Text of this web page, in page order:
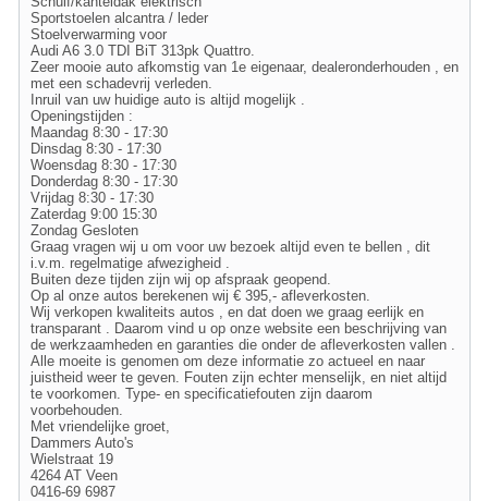
Sportstoelen alcantra / leder
Stoelverwarming voor
Audi A6 3.0 TDI BiT 313pk Quattro.
Zeer mooie auto afkomstig van 1e eigenaar, dealeronderhouden , en
met een schadevrij verleden.
Inruil van uw huidige auto is altijd mogelijk .
Openingstijden :
Maandag 8:30 - 17:30
Dinsdag 8:30 - 17:30
Woensdag 8:30 - 17:30
Donderdag 8:30 - 17:30
Vrijdag 8:30 - 17:30
Zaterdag 9:00 15:30
Zondag Gesloten
Graag vragen wij u om voor uw bezoek altijd even te bellen , dit
i.v.m. regelmatige afwezigheid .
Buiten deze tijden zijn wij op afspraak geopend.
Op al onze autos berekenen wij € 395,- afleverkosten.
Wij verkopen kwaliteits autos , en dat doen we graag eerlijk en
transparant . Daarom vind u op onze website een beschrijving van
de werkzaamheden en garanties die onder de afleverkosten vallen .
Alle moeite is genomen om deze informatie zo actueel en naar
juistheid weer te geven. Fouten zijn echter menselijk, en niet altijd
te voorkomen. Type- en specificatiefouten zijn daarom
voorbehouden.
Met vriendelijke groet,
Dammers Auto's
Wielstraat 19
4264 AT Veen
0416-69 6987